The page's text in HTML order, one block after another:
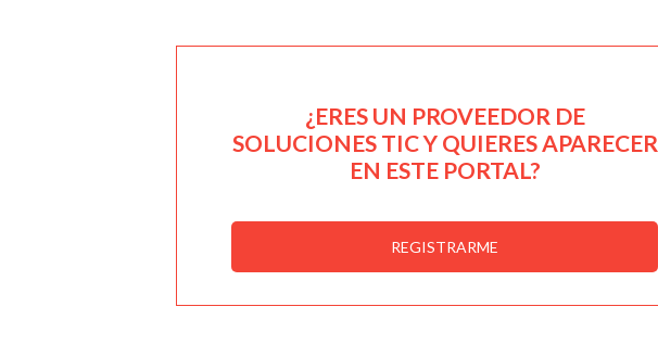
¿ERES UN PROVEEDOR DE
SOLUCIONES TIC Y QUIERES APARECER
EN ESTE PORTAL?
REGISTRARME